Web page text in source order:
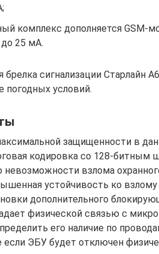
комплекс дополняется GSM-
до 25 мА.
сигнализации Старлайн
погодных условий.
защищенности в
кодировка со 128-битным
невозможности взлома
устойчивость ко взлому
дополнительного
физической связью с
его наличие по
ЭБУ будет отключен